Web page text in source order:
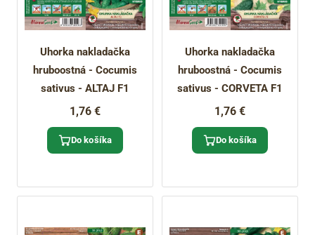
Uhorka nakladačka
hruboostná - Cocumis
sativus - ALTAJ F1
1,76 €
Do košíka
Uhorka nakladačka
hruboostná - Cocumis
sativus - CORVETA F1
1,76 €
Do košíka